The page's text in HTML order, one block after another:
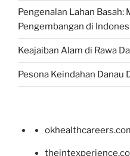
Pengenalan Lahan Basah:
Pengembangan di
Keajaiban Alam di Rawa
Pesona Keindahan Danau